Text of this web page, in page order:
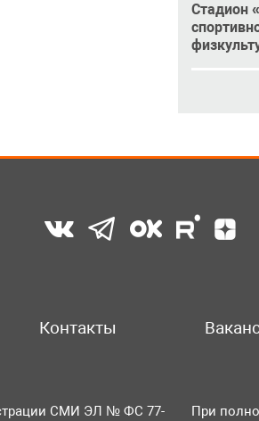
Стадион
Контакты
СМИ ЭЛ № ФС 77-
При